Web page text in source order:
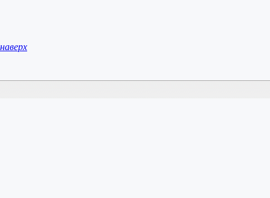
наверх